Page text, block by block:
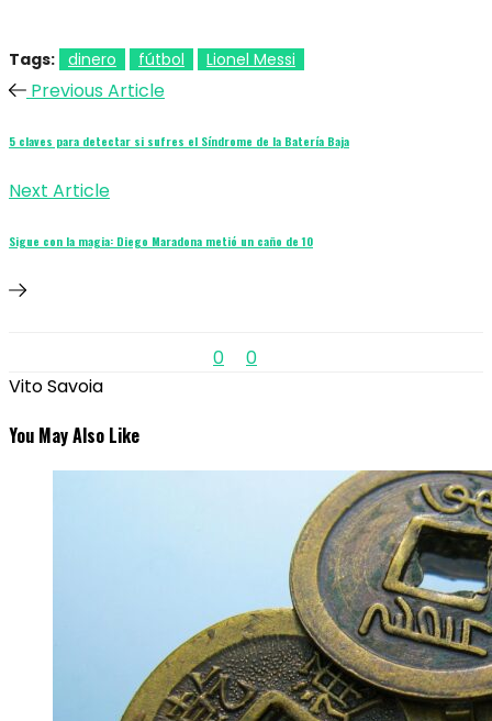
Tags: dinero fútbol Lionel Messi
Previous Article
5 claves para detectar si sufres el Síndrome de la Batería Baja
Next Article
Sigue con la magia: Diego Maradona metió un caño de 10
0
0
Vito Savoia
You May Also Like